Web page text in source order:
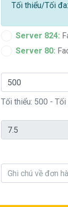
Tối thiểu/Tối
Server 824:
Server 80:
Tối thiểu: 500 -